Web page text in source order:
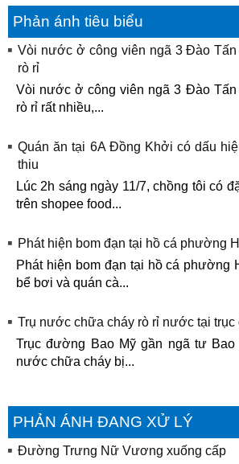
Phản ánh tiêu biểu
Vòi nước ở công viên ngã 3 Đào Tấn
rò rỉ
Vòi nước ở công viên ngã 3 Đào Tấn
rò rỉ rất nhiều,...
Quán ăn tại 6A Đồng Khởi có dấu
thiu
Lúc 2h sáng ngày 11/7, chồng tôi có
trên shopee food...
Phát hiện bom đạn tại hồ cá phường
Phát hiện bom đạn tại hồ cá phường
bể bơi và quán cà...
Trụ nước chữa cháy rò rỉ nước tại
Trục đường Bao Mỹ gần ngã tư Bao
nước chữa cháy bị...
PHẢN ÁNH ĐANG XỬ LÝ
Đường Trưng Nữ Vương xuống cấp